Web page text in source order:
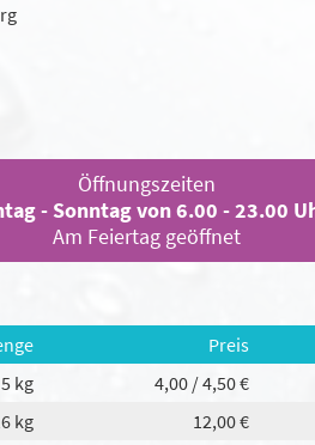
Öffnungszeiten
- Sonntag von 6.00 - 23.00
Am Feiertag geöffnet
Preis
5 kg 4,00 / 4,50 €
kg 12,00 €